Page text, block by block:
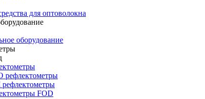
для оптоволокна
оборудование
рефлектометры
FOD